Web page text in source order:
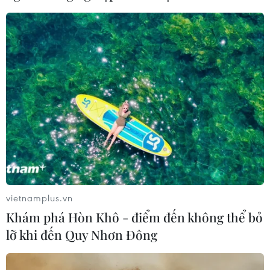
vong vì bệnh dại trong 6 tháng đầu
năm
20/07/2026 05:41
Vụ ngạt khí tại trang trại heo
ở Thanh Hóa: 5 người tử vong, nhiều
nạn nhân cấp cứu
20/07/2026 04:17
Israel mở rộng vai trò "bác sỹ hề" sau
xung đột, hỗ trợ phục hồi tâm lý
19/07/2026 07:17
Phía Nam châu Phi tăng cường phối
vietnamplus.vn
Khám phá Hòn Khô - điểm đến không thể bỏ
lỡ khi đến Quy Nhơn Đông